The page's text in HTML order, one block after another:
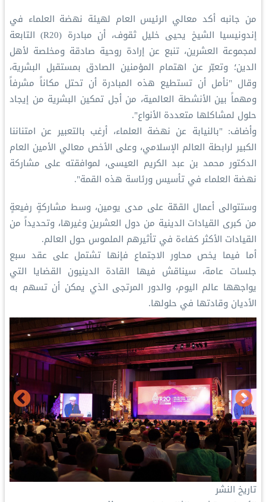
من جانبه أكد معالي الرئيس العام لهيئة نهضة العلماء في
إندونيسيا الشيخ يحيى خليل ثقوف، أن مبادرة (R20) التابعة
لمجموعة العشرين، تنبع عن إرادة روحية صادقة ومخلصة لأهل
الدين؛ وتعبّر عن اهتمام المؤمنين الصادق بمستقبل البشرية،
وقال "نأمل أن تستطيع هذه المبادرة أن تحتل مكاناً مشرفاً
ومهماً بين الأنشطة العالمية، من أجل تمكين البشرية من إيجاد
حلول لمشاكلها متعددة الأنواع".
وأضاف: "بالنيابة عن نهضة العلماء، أرغب بالتعبير عن امتناننا
الكبير لرابطة العالم الإسلامي، وعلى الأخص معالي الأمين العام
الدكتور محمد بن عبد الكريم العيسى، لموافقته على مشاركة
نهضة العلماء في تأسيس ورئاسة هذه القمة".
وستتوالى أعمال القمّة على مدى يومين، وسط مشاركةٍ رفيعةٍ
من كبرى القيادات الدينية من دول العشرين وغيرها، وتحديداً من
القيادات الأكثر كفاءة في تأثيرهم الملموس حول العالم.
أما فيما يخص محاور الاجتماع فإنها تشتمل على عقد سبع
جلسات عامة، سيناقش فيها القادة الدينيون القضايا التي
يواجهها عالم اليوم، والدور المرتجى الذي يمكن أن تسهم به
الأديان وقادتها في حلولها.
تاريخ النشر